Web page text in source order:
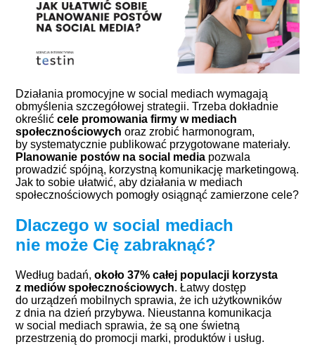
Działania promocyjne w social mediach wymagają
obmyślenia szczegółowej strategii. Trzeba dokładnie
określićcele promowania firmy w mediach
społecznościowych oraz zrobić harmonogram,
by systematycznie publikować przygotowane materiały.
Planowanie postów na social media pozwala
prowadzić spójną, korzystną komunikację marketingową.
Jak to sobie ułatwić, aby działania w mediach
społecznościowych pomogły osiągnąć zamierzone cele?
Dlaczego w social mediach
nie może Cię zabraknąć?
Według badań,około 37% całej populacji korzysta
z mediów społecznościowych. Łatwy dostęp
do urządzeń mobilnych sprawia, że ich użytkowników
z dnia na dzień przybywa. Nieustanna komunikacja
w social mediach sprawia, że są one świetną
przestrzenią do promocji marki, produktów i usług.